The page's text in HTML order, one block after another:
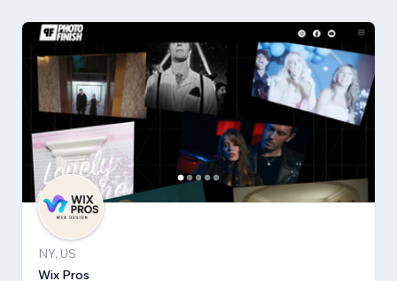
NY, US
Wix Pros